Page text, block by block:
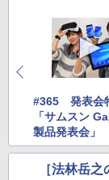
#365 発表会
「サムスン
製品発表会」
［法林岳